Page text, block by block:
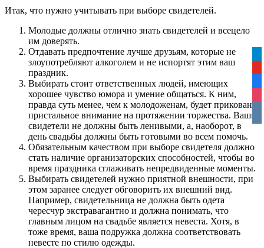
Итак, что нужно учитывать при выборе свидетелей.
Молодые должны отлично знать свидетелей и всецело
им доверять.
Отдавать предпочтение лучше друзьям, которые не
злоупотребляют алкоголем и не испортят этим ваш
праздник.
Выбирать стоит ответственных людей, имеющих
хорошее чувство юмора и умение общаться. К ним,
правда суть менее, чем к молодоженам, будет приковано
пристальное внимание на протяжении торжества. Ваши
свидетели не должны быть ленивыми, а, наоборот, в
день свадьбы должны быть готовыми во всем помочь.
Обязательным качеством при выборе свидетеля должно
стать наличие организаторских способностей, чтобы во
время праздника сглаживать непредвиденные моменты.
Выбирать свидетелей нужно приятной внешности, при
этом заранее следует обговорить их внешний вид.
Например, свидетельница не должна быть одета
чересчур экстравагантно и должна понимать, что
главным лицом на свадьбе является невеста. Хотя, в
тоже время, ваша подружка должна соответствовать
невесте по стилю одежды.